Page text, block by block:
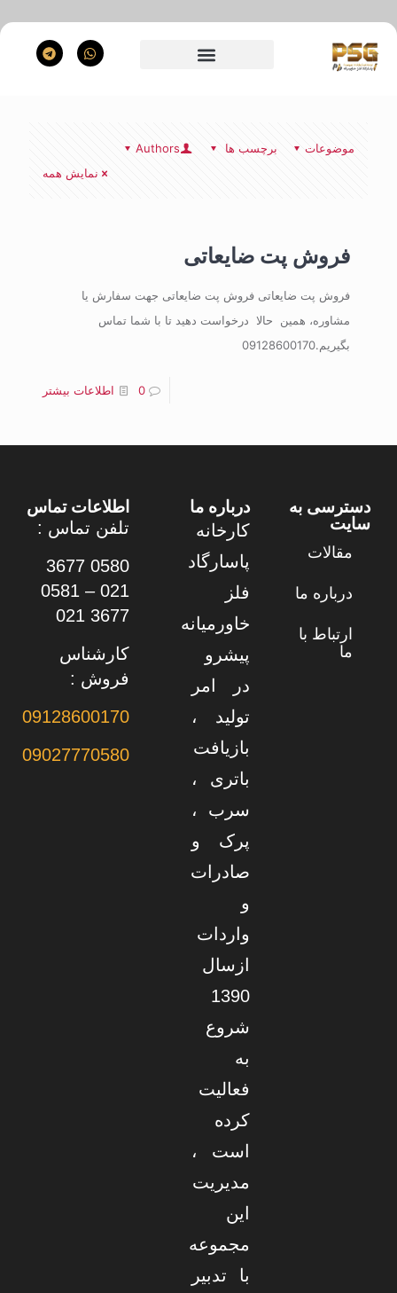
موضوعات برچسب ها
Authors
نمایش همه
فروش پت ضایعاتی
فروش پت ضایعاتی فروش پت ضایعاتی جهت سفارش یا
مشاوره، همین حالا درخواست دهید تا با شما تماس
بگیریم.09128600170
0 اطلاعات بیشتر
دسترسی به
سایت
مقالات
درباره ما
ارتباط با
ما
درباره ما
کارخانه
پاسارگاد
فلز
خاورمیانه
پیشرو
در امر
تولید ،
بازیافت
باتری ،
سرب ،
پرک و
صادرات
و
واردات
ازسال
1390
شروع
به
فعالیت
کرده
است ،
مدیریت
این
مجموعه
با تدبیر
اطلاعات تماس
تلفن تماس :
0580 3677
021 – 0581
3677 021
کارشناس
فروش :
09128600170
09027770580